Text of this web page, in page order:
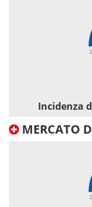
Incidenza
MERCATO